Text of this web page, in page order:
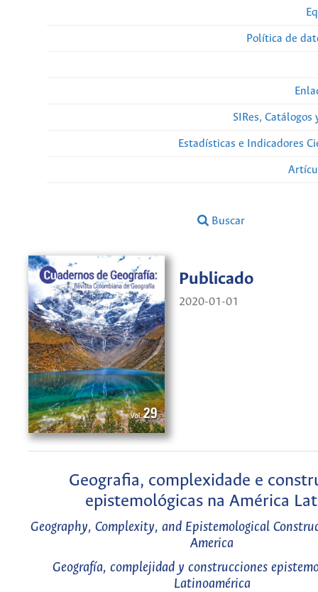
Política de
SIRes, Catálogos
Estadísticas e Indicadores
Buscar
Publicado
2020-01-01
Geografia, complexidade e
epistemológicas na América
Geography, Complexity, and Epistemological
America
Geografía, complejidad y construcciones
Latinoamérica